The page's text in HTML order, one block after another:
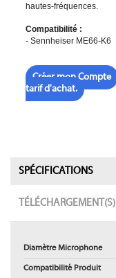
hautes-fréquences.
Compatibilité :
- Sennheiser ME66-K6
Créer mon Compte
tarif d'achat.
SPÉCIFICATIONS
TÉLÉCHARGEMENT(S)
Diamètre Microphone
Compatibilité Produit